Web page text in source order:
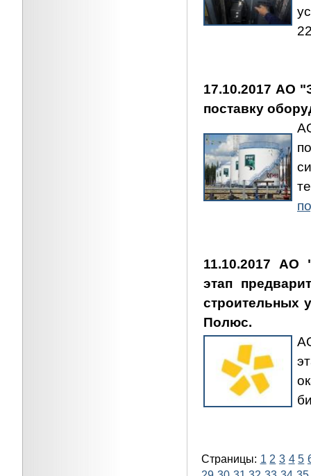
17.10.2017 АО
поставку
11.10.2017 АО
этап
строительных
Полюс.
Страницы: 1 2 3 4 5